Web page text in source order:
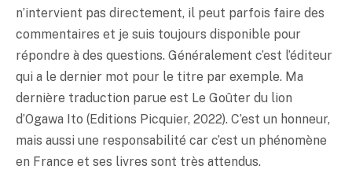
n’intervient pas directement, il peut parfois faire des
commentaires et je suis toujours disponible pour
répondre à des questions. Généralement c’est l’éditeur
qui a le dernier mot pour le titre par exemple. Ma
dernière traduction parue est Le Goûter du lion
d’Ogawa Ito (Editions Picquier, 2022). C’est un honneur,
mais aussi une responsabilité car c’est un phénomène
en France et ses livres sont très attendus.